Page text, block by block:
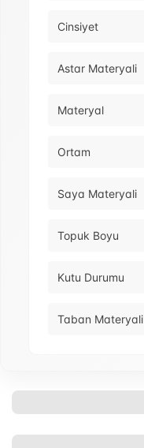
Cinsiyet
Astar Materyali
Materyal
Ortam
Saya Materyali
Topuk Boyu
Kutu Durumu
Taban Materyali